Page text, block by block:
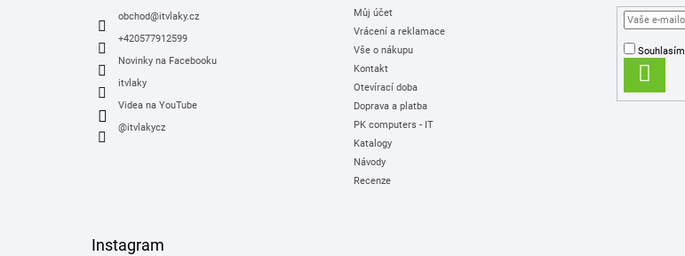
obchod@itvlaky.cz
+420577912599
Novinky na Facebooku
itvlaky
Videa na YouTube
@itvlakycz
Můj účet
Vrácení a reklamace
Vše o nákupu
Kontakt
Otevírací doba
Doprava a platba
PK computers - IT
Katalogy
Návody
Recenze
Souhlasím
SE
Instagram